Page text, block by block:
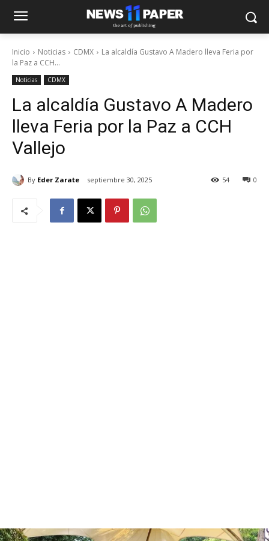
Inicio Noticias CDMX
La alcaldía Gustavo A Madero lleva Feria por
la Paz a CCH...
Noticias CDMX
La alcaldía Gustavo A Madero
lleva Feria por la Paz a CCH
Vallejo
By Eder Zarate septiembre 30, 2025 0
54